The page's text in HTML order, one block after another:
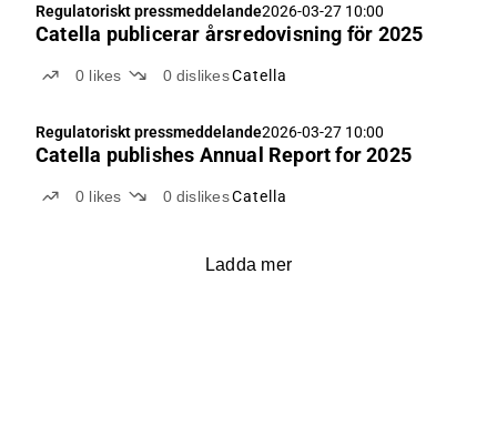
Regulatoriskt pressmeddelande2026-03-27 10:00
Catella publicerar årsredovisning för 2025
0 likes 0 dislikesCatella
Regulatoriskt pressmeddelande2026-03-27 10:00
Catella publishes Annual Report for 2025
0 likes 0 dislikesCatella
Ladda mer